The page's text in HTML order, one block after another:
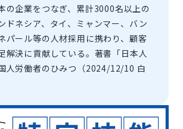
の企業をつなぎ、累計3000名以上の
ドネシア、タイ、ミャンマー、バン
パール等の人材採用に携わり、顧客
解決に貢献している。著書「日本人
人労働者のひみつ（2024/12/10 白